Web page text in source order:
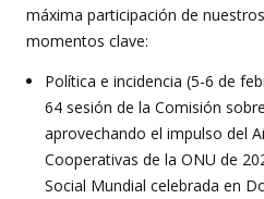
máxima participación de
momentos clave:
Política e incidencia (5-6 de
64 sesión de la Comisión
aprovechando el impulso del
Cooperativas de la ONU de
Social Mundial celebrada en